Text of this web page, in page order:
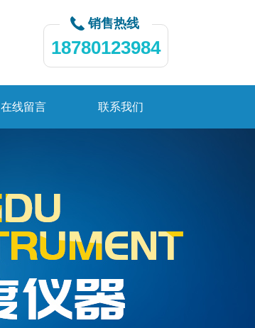
销售热线
18780123984
在线留言 联系我们